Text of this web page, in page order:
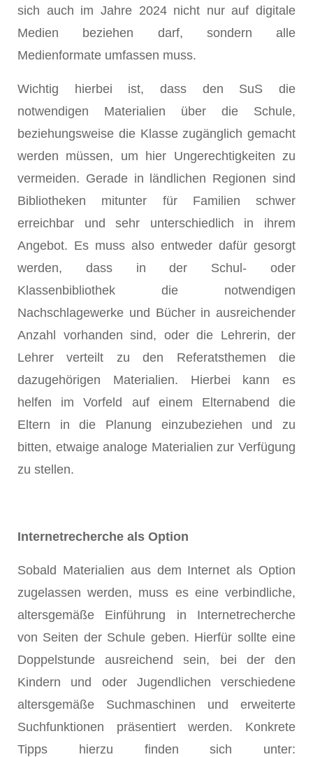
sich auch im Jahre 2024 nicht nur auf digitale
Medien beziehen darf, sondern alle
Medienformate umfassen muss.
Wichtig hierbei ist, dass den SuS die
notwendigen Materialien über die Schule,
beziehungsweise die Klasse zugänglich gemacht
werden müssen, um hier Ungerechtigkeiten zu
vermeiden. Gerade in ländlichen Regionen sind
Bibliotheken mitunter für Familien schwer
erreichbar und sehr unterschiedlich in ihrem
Angebot. Es muss also entweder dafür gesorgt
werden, dass in der Schul- oder
Klassenbibliothek die notwendigen
Nachschlagewerke und Bücher in ausreichender
Anzahl vorhanden sind, oder die Lehrerin, der
Lehrer verteilt zu den Referatsthemen die
dazugehörigen Materialien. Hierbei kann es
helfen im Vorfeld auf einem Elternabend die
Eltern in die Planung einzubeziehen und zu
bitten, etwaige analoge Materialien zur Verfügung
zu stellen.
Internetrecherche als Option
Sobald Materialien aus dem Internet als Option
zugelassen werden, muss es eine verbindliche,
altersgemäße Einführung in Internetrecherche
von Seiten der Schule geben. Hierfür sollte eine
Doppelstunde ausreichend sein, bei der den
Kindern und oder Jugendlichen verschiedene
altersgemäße Suchmaschinen und erweiterte
Suchfunktionen präsentiert werden. Konkrete
Tipps hierzu finden sich unter: